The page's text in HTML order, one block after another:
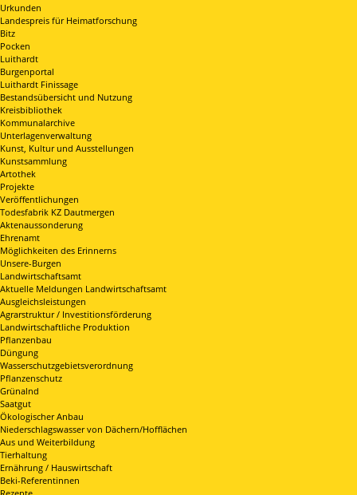
Urkunden
Landespreis für Heimatforschung
Bitz
Pocken
Luithardt
Burgenportal
Luithardt Finissage
Bestandsübersicht und Nutzung
Kreisbibliothek
Kommunalarchive
Unterlagenverwaltung
Kunst, Kultur und Ausstellungen
Kunstsammlung
Artothek
Projekte
Veröffentlichungen
Todesfabrik KZ Dautmergen
Aktenaussonderung
Ehrenamt
Möglichkeiten des Erinnerns
Unsere-Burgen
Landwirtschaftsamt
Aktuelle Meldungen Landwirtschaftsamt
Ausgleichsleistungen
Agrarstruktur / Investitionsförderung
Landwirtschaftliche Produktion
Pflanzenbau
Düngung
Wasserschutzgebietsverordnung
Pflanzenschutz
Grünalnd
Saatgut
Ökologischer Anbau
Niederschlagswasser von Dächern/Hofflächen
Aus und Weiterbildung
Tierhaltung
Ernährung / Hauswirtschaft
Beki-Referentinnen